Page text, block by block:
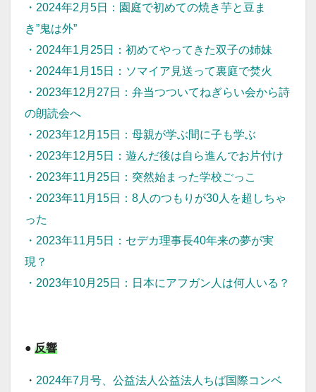
・ 2024年2月5日：園庭で初めての焼き芋と豆ま
き”鬼は外”
・ 2024年1月25日：初めてやってきた双子の姉妹
・ 2024年1月15日：ソマイア見送って裏庭で焚火
・ 2023年12月27日：弁当つついてねぎらい会から詩
の朗読会へ
・ 2023年12月15日：母親が学ぶ間に子も学ぶ
・ 2023年12月5日：遊んだ後は自ら進んでお片付け
・ 2023年11月25日：突然始まった学校ごっこ
・ 2023年11月15日：8人のつもりが30人を超しちゃ
った
・ 2023年11月5日：セデカ理事長40年来の夢が実
現？
・ 2023年10月25日：日本にアフガン人は何人いる？
● 反響
・ 2024年7月号、公益法人公益法人ちば国際コンベ